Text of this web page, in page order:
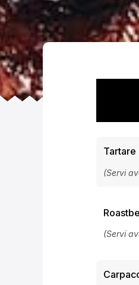
(Servi
(Servi